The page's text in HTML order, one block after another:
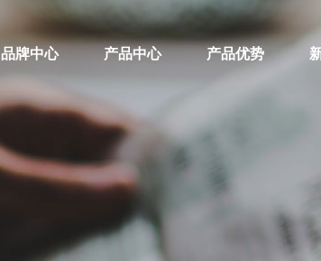
品牌中心 产品中心 产品优势